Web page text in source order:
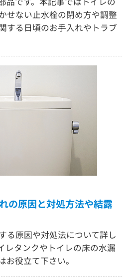
せない止水栓の閉め方や調整
する日頃のお手入れやトラブ
の原因と対処方法や結露
る原因や対処法について詳し
レタンクやトイレの床の水漏
お役立て下さい。